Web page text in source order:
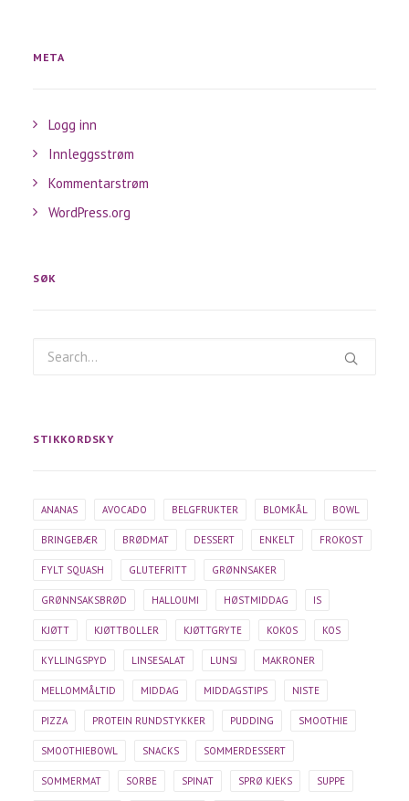
META
Logg inn
Innleggsstrøm
Kommentarstrøm
WordPress.org
SØK
STIKKORDSKY
ANANAS AVOCADO BELGFRUKTER BLOMKÅL BOWL
BRINGEBÆR BRØDMAT DESSERT ENKELT FROKOST
FYLT SQUASH GLUTEFRITT GRØNNSAKER
GRØNNSAKSBRØD HALLOUMI HØSTMIDDAG IS
KJØTT KJØTTBOLLER KJØTTGRYTE KOKOS KOS
KYLLINGSPYD LINSESALAT LUNSJ MAKRONER
MELLOMMÅLTID MIDDAG MIDDAGSTIPS NISTE
PIZZA PROTEIN RUNDSTYKKER PUDDING SMOOTHIE
SMOOTHIEBOWL SNACKS SOMMERDESSERT
SOMMERMAT SORBE SPINAT SPRØ KJEKS SUPPE